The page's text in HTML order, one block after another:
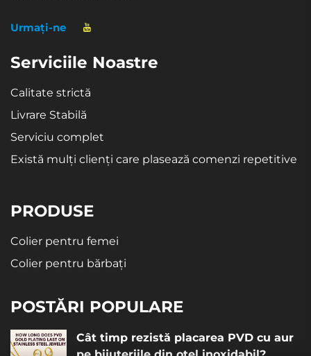
Urmați-ne
Serviciile Noastre
Calitate strictă
Livrare Stabilă
Serviciu complet
Există mulți clienți care plasează comenzi repetitive
PRODUSE
Colier pentru femei
Colier pentru bărbați
POSTĂRI POPULARE
Cât timp rezistă placarea PVD cu aur